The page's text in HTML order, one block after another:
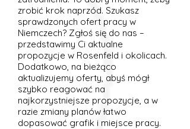
zrobić krok naprzód. Szukasz
sprawdzonych ofert pracy w
Niemczech? Zgłoś się do nas –
przedstawimy Ci aktualne
propozycje w Rosenfeld i okolicach.
Dodatkowo, na bieżąco
aktualizujemy oferty, abyś mógł
szybko reagować na
najkorzystniejsze propozycje, a w
razie zmiany planów łatwo
dopasować grafik i miejsce pracy.